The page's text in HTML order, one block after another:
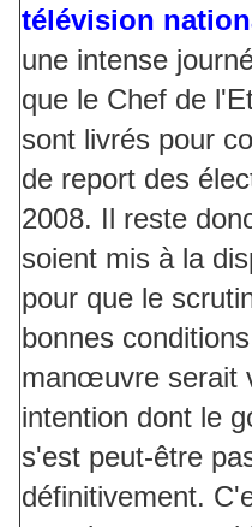
télévision
une intense
que le Chef de
sont livrés pour
de report des
2008. Il reste
soient mis à la
pour que le
bonnes
manœuvre serait
intention dont le
s'est peut-être
définitivement.